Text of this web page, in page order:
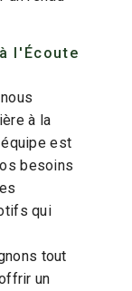
l'Écoute
à la
est
besoins
qui
tout
un